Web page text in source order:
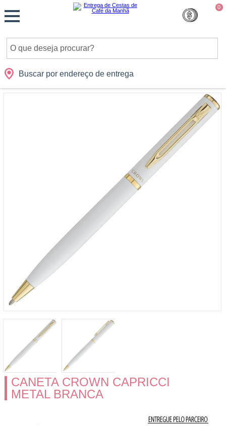
0
Buscar por endereço de entrega
Cidades Presentes Datas Shopping
Monte
sua
CANETA CROWN CAPRICCI
METAL BRANCA